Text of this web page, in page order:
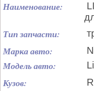
Наименование:
Тип запчасти:
Марка авто:
Модель авто:
Кузов: